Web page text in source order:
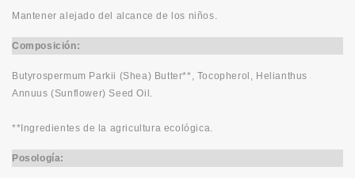
Mantener alejado del alcance de los niños.
Composición:
Butyrospermum Parkii (Shea) Butter**, Tocopherol, Helianthus
Annuus (Sunflower) Seed Oil.
**Ingredientes de la agricultura ecológica.
Posología: